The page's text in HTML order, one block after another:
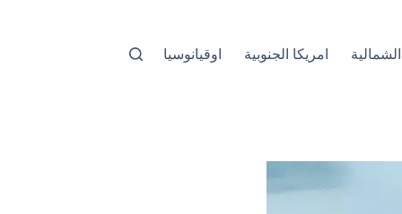
امريكا الجنوبية اوقيانوسيا